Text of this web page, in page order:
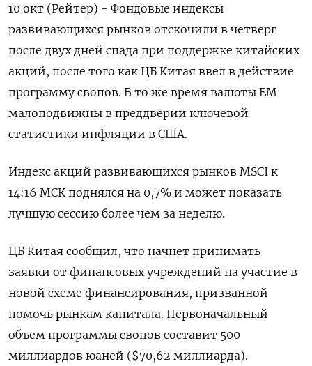
10 окт (Рейтер) - Фондовые индексы
развивающихся рынков отскочили в четверг
после двух дней спада при поддержке китайских
акций, после того как ЦБ Китая ввел в действие
программу свопов. В то же время валюты ЕМ
малоподвижны в преддверии ключевой
статистики инфляции в США.
Индекс акций развивающихся рынков MSCI к
14:16 МСК поднялся на 0,7% и может показать
лучшую сессию более чем за неделю.
ЦБ Китая сообщил, что начнет принимать
заявки от финансовых учреждений на участие в
новой схеме финансирования, призванной
помочь рынкам капитала. Первоначальный
объем программы свопов составит 500
миллиардов юаней ($70,62 миллиарда).